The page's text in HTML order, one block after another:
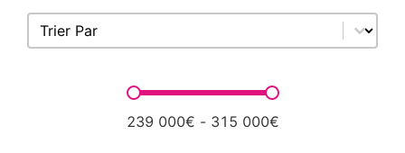
Trier Par
Sort content
Prix
239 000€ - 315 000€